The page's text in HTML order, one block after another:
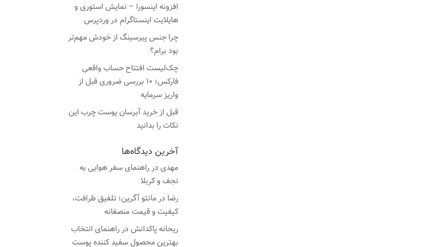
افزونه اینسورا – نمایش استوری و
هایلایت اینستاگرام در وردپرس
چرا جنس پیرسینگ از خودش مهم‌تر
بود برام؟
چک‌لیست افتتاح حساب واقعی
فارکس؛ ۱۰ بررسی ضروری قبل از
واریز سرمایه
قبل از خرید آبرسان پوست چرب این
نکات را بدانید
آخرین دیدگاه‌ها
مهدی درراهنمای سفر هوایی به
نجف و کربلا
رضا درمانتو آگرین؛ تلفیق ظرافت،
کیفیت و قیمت منصفانه
ریحانه پاکدانش درراهنمای انتخاب
بهترین محصول سفید کننده پوست